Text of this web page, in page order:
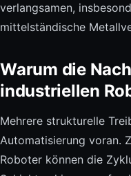
verlangsamen,
mittelständische
Warum die
industriellen
Mehrere strukturelle
Automatisierung voran.
Roboter können die